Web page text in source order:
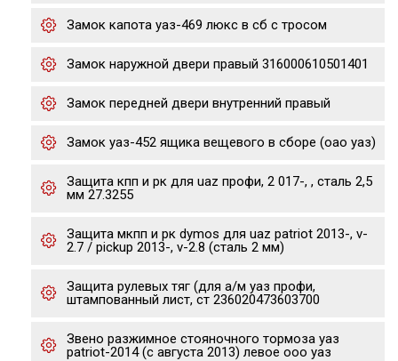
Замок капота уаз-469 люкс в сб с тросом
Замок наружной двери правый 316000610501401
Замок передней двери внутренний правый
Замок уаз-452 ящика вещевого в сборе (оао уаз)
Защита кпп и рк для uaz профи, 2 017-, , сталь 2,5
мм 27.3255
Защита мкпп и рк dymos для uaz patriot 2013-, v-
2.7 / pickup 2013-, v-2.8 (сталь 2 мм)
Защита рулевых тяг (для а/м уаз профи,
штампованный лист, ст 236020473603700
Звено разжимное стояночного тормоза уаз
patriot-2014 (с августа 2013) левое ооо уаз